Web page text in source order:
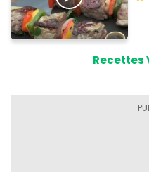
Recettes